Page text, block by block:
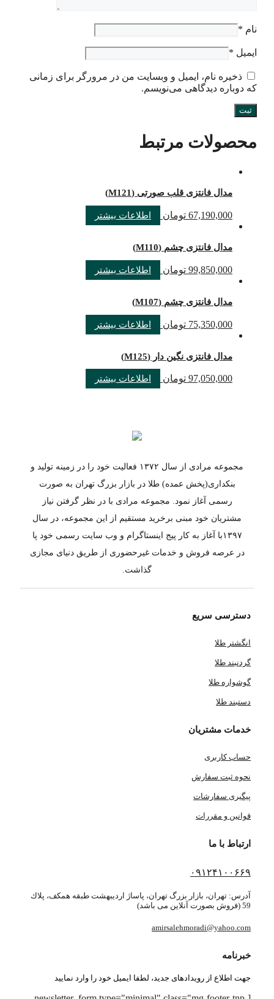
نام *
ایمیل *
ذخیره نام، ایمیل و وبسایت من در مرورگر برای زمانی
که دوباره دیدگاهی می‌نویسم.
محصولات مرتبط
مدال فانتزی قلب صورتی (M121)
67,190,000 تومان اطلاعات بیشتر
مدال فانتزی چشم (M110)
99,850,000 تومان اطلاعات بیشتر
مدال فانتزی چشم (M107)
75,350,000 تومان اطلاعات بیشتر
مدال فانتزی نگین دار (M125)
97,050,000 تومان اطلاعات بیشتر
مجموعه مرادی از سال ۱۳۷۲ فعالیت خود را در زمینه تولید و
بنکداری(پخش عمده) طلا در بازار بزرگ تهران به صورت
رسمی آغاز نمود. مجموعه مرادی با در نظر گرفتن نیاز
مشتریان خود مبنی برخرید مستقیم از این مجموعه، در سال
۱۳۹۷با آغاز به کار پیج اینستاگرام و وب سایت رسمی خود پا
در عرصه فروش و خدمات غیرحضوری از طریق دنیای مجازی
گذاشت.
دسترسی سریع
انگشتر طلا
گردنبند طلا
گوشواره طلا
دستبند طلا
خدمات مشتریان
حساب کاربری
نحوه ثبت سفارش
پیگیری سفارشات
قوانین و مقررات
ارتباط با ما
۰۹۱۲۴۱۰۰۶۶۹
آدرس: تهران، بازار بزرگ تهران، پاساژ ارديبهشت طبقه همكف، پلاك
59 (فروش بصورت آنلاین می باشد)
amirsalehmoradi@yahoo.com
خبرنامه
جهت اطلاع از رویدادهای جدید، لطفا ایمیل خود را وارد نمایید